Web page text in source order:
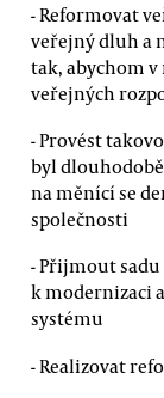
- Reformovat
veřejný dluh a
tak, abychom v
veřejných
- Provést
byl
na měnící se
společnosti
- Přijmout
k modernizaci
systému
- Realizovat